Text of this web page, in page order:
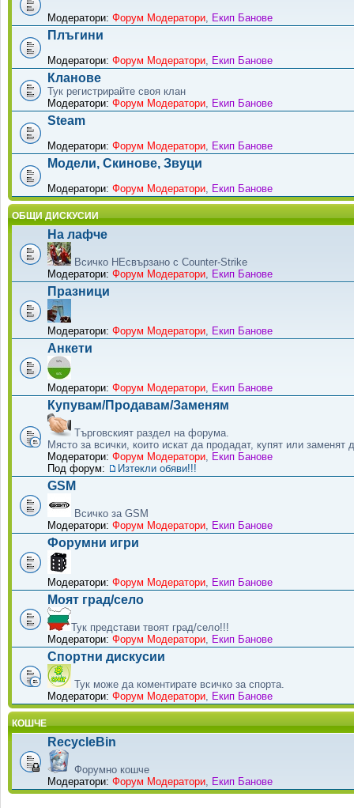
Модератори: Форум Модератори Екип Банове
Плъгини
Модератори: Форум Модератори Екип Банове
Кланове
Тук регистрирайте своя клан
Модератори: Форум Модератори Екип Банове
Steam
Модератори: Форум Модератори Екип Банове
Модели, Скинове, Звуци
Модератори: Форум Модератори Екип Банове
ОБЩИ ДИСКУСИИ
На лафче
Всичко НЕсвързано с Counter-Strike
Модератори: Форум Модератори Екип Банове
Празници
Модератори: Форум Модератори Екип Банове
Анкети
Модератори: Форум Модератори Екип Банове
Купувам/Продавам/Заменям
Търговският раздел на форума.
Място за всички, които искат да продадат, купят или заменят
Модератори: Форум Модератори Екип Банове
Под форум:
Изтекли обяви!!!
GSM
Всичко за GSM
Модератори: Форум Модератори Екип Банове
Форумни игри
Модератори: Форум Модератори Екип Банове
Моят град/село
Тук представи твоят град/село!!!
Модератори: Форум Модератори Екип Банове
Спортни дискусии
Тук може да коментирате всичко за спорта.
Модератори: Форум Модератори Екип Банове
КОШЧЕ
RecycleBin
Форумно кошче
Модератори: Форум Модератори Екип Банове